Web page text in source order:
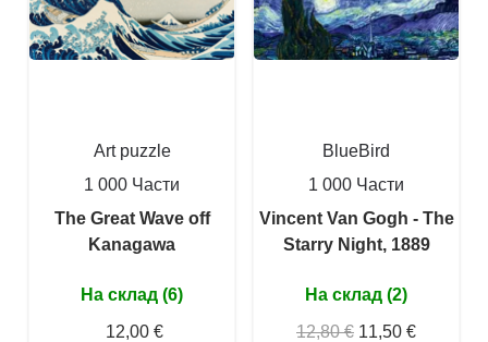
Art puzzle
1 000 Части
The Great Wave off
Kanagawa
На склад (6)
12,00 €
BlueBird
1 000 Части
Vincent Van Gogh - The
Starry Night, 1889
На склад (2)
12,80 € 11,50 €